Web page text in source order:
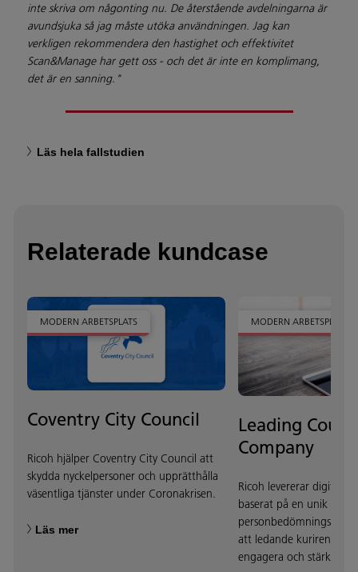
inte skriva om någonting nu. De återstående avdelningarna är
avundsjuka så jag måste utöka användningen. Jag kan
verkligen rekommendera den hastighet och effektivitet
Scan&Manage har gett oss - och det är inte en komplimang,
det är en sanning."
Läs hela fallstudien
Relaterade kundcase
MODERN ARBETSPLATS
Coventry City Council
Ricoh hjälper Coventry City Council att
skydda nyckelpersoner och upprätthålla
väsentliga tjänster under Coronakrisen.
Läs mer
MODERN ARBETSPLATS
Leading
Company
Ricoh levererar digital
baserat på en unik
att ledande kuriren
engagera och stärka sin